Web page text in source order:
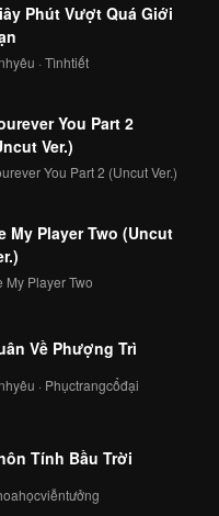
Phút Vượt Quá Giới
· Tìnhtiết
You Part 2
Ver.)
You Part 2 (Uncut Ver.)
My Player Two (Uncut
My Player Two
Về Phượng Trì
· Phụctrangcổđại
Tính Bầu Trời